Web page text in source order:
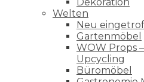
Welten
Neu
Gartenmöbel
WOW Props
Upcycling
Büromöbel